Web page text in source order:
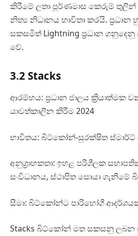
කිරීමේ ලතා පූර්ණමාස කෙරුම්
නිත්‍ය නිධානය භාවිතා කරයි. ප්‍රධාන
සකසමිත් Lightning ප්‍රධාන
වේ.
3.2 Stacks
ආරම්භය: ප්‍රධාන ජාලය ක්‍රියාත්මක
යාවත්කාලීන කිරීම 2024
භාවිතය: බිට්කෝන්-සුරක්ෂිත ස්මාර්ට්
අනුග්‍රාහකතා: ඉහළ පරිශීලක
සංවිධානය, ස්ථාපිත සොයා
සීමා: බිට්කෝන්ට පාරිභෝගී
Stacks බිට්කෝන් මත සකසනු ලබන